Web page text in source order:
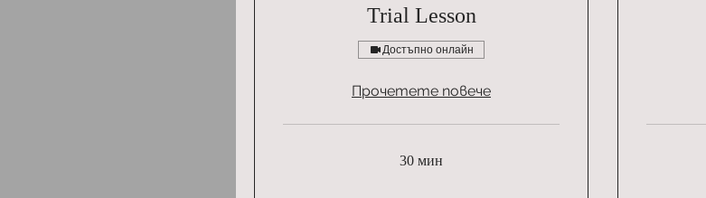
Trial Lesson
Достъпно онлайн
Прочетете повече
30 мин